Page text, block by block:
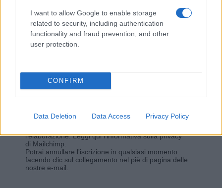
I want to allow Google to enable storage
related to security, including authentication
functionality and fraud prevention, and other
user protection.
CONFIRM
Data Deletion Data Access Privacy Policy
Vuoi rimanere sempre aggiornato?
Iscriviti alla newsletter di Gallura Oggi e ricevi le nostre
email periodiche contenenti le ultime notizie pubblicate
sul sito web!
Utilizziamo Mailchimp come piattaforma di
marketing. Iscrivendoti alla newsletter accetti che le
l'elaborazione.Leggi qui l'informativa sulla privacy
di Mailchimp
Potrai annullare l'iscrizione in qualsiasi momento
facendo clic sul collegamento nel piè di pagina delle
nostre e-mail.